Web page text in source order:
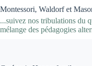
au
contenu
Montessori, Waldorf et
...suivez nos tribulations du
mélange des pédagogies